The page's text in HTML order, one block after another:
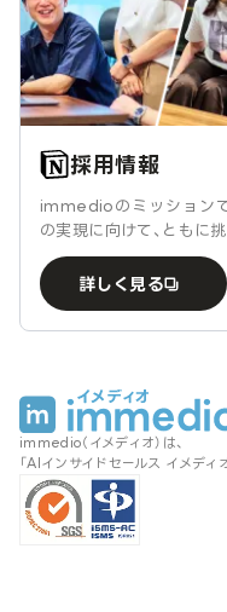
採用情報
immedioのミッションで
の実現に向けて、ともに
詳しく見る
immedio（イメディオ）は、
「AIインサイドセールス イメディ